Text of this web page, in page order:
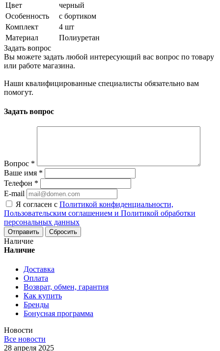
Цвет
черный
Особенность
с бортиком
Комплект
4 шт
Материал
Полиуретан
Задать вопрос
Вы можете задать любой интересующий вас вопрос по товару
или работе магазина.
Наши квалифицированные специалисты обязательно вам
помогут.
Задать вопрос
Вопрос *
Ваше имя *
Телефон *
E-mail
Я согласен с Политикой конфиденциальности,
Пользовательским соглашением и Политикой обработки
персональных данных
Сбросить
Наличие
Наличие
Доставка
Оплата
Возврат, обмен, гарантия
Как купить
Бренды
Бонусная программа
Новости
Все новости
28 апреля 2025